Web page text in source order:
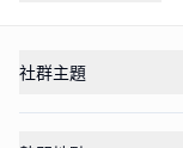
社群主題